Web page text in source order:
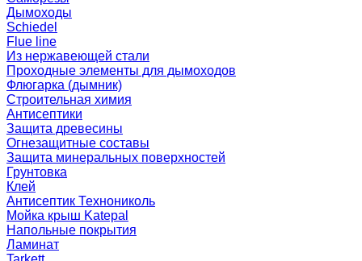
Дымоходы
Schiedel
Flue line
Из нержавеющей стали
Проходные элементы для дымоходов
Флюгарка (дымник)
Строительная химия
Антисептики
Защита древесины
Огнезащитные составы
Защита минеральных поверхностей
Грунтовка
Клей
Антисептик Технониколь
Мойка крыш Katepal
Напольные покрытия
Ламинат